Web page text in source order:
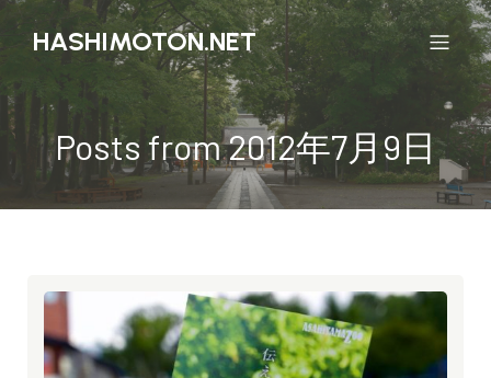
HASHIMOTON.NET
Posts from 2012年7月9日